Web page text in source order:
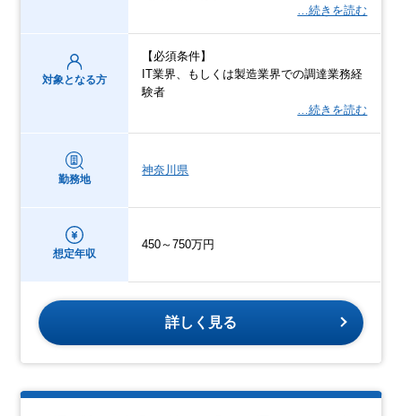
…続きを読む
対象となる方
【必須条件】
IT業界、もしくは製造業界での調達業務経
験者
…続きを読む
勤務地
神奈川県
想定年収
450～750万円
詳しく見る